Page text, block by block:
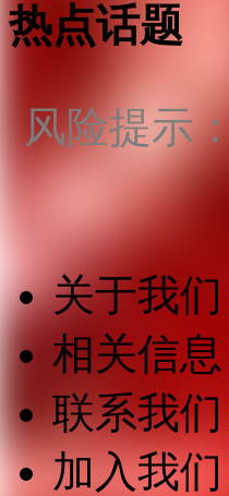
热点话题
风险提示
关于我们
相关信息
联系我们
加入我们